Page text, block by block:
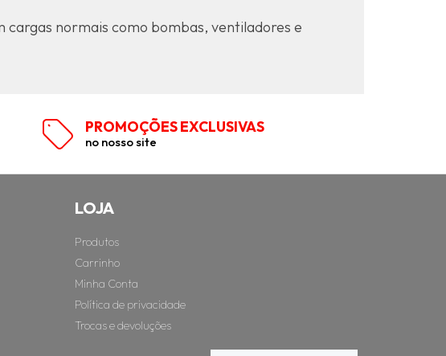
cargas normais como bombas, ventiladores e
PROMOÇÕES EXCLUSIVAS
no nosso site
LOJA
Produtos
Carrinho
Minha Conta
Política de privacidade
Trocas e devoluções